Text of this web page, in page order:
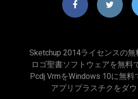
Sketchup 2014ライセンスの無
ロゴ聖書ソフトウェアを無料
Pcdj VrmをWindows 10に無料
アプリプラスチクをダ